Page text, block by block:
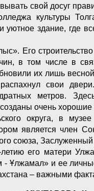
свой досуг
культуры
здание, где
Его
в том числе в
их лишь весной
свои
метров.
очень хорошие
округа, в музее
является член
союза, Заслуженный
его матери
- Ұлжамал» и ее
– важными